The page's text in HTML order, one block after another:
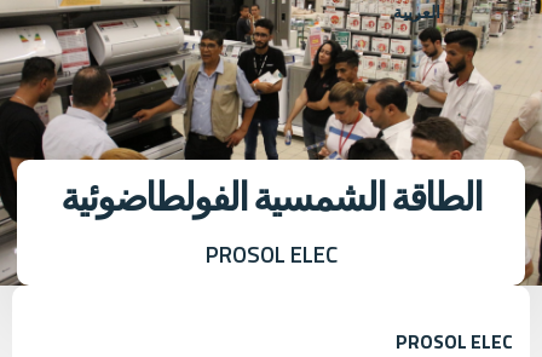
العربية
الطاقة الشمسية الفولطاضوئية
PROSOL ELEC
PROSOL ELEC